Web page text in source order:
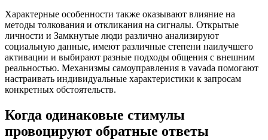
Характерные особенности также оказывают влияние на
методы толкования и откликания на сигналы. Открытые
личности и Замкнутые люди различно анализируют
социальную данные, имеют различные степени наилучшего
активации и выбирают разные подходы общения с внешним
реальностью. Механизмы самоуправления в vavada помогают
настраивать индивидуальные характеристики к запросам
конкретных обстоятельств.
Когда одинаковые стимулы
провоцируют обратные ответы